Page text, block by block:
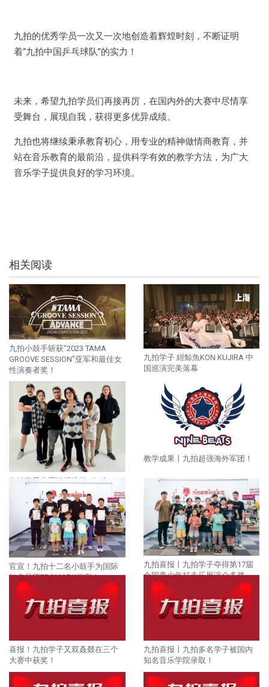
九拍的优秀学员一次又一次地创造着辉煌时刻，不断证明
着“九拍中国乒乓球队”的实力！
未来，希望九拍学员们再接再厉，在国内外的大赛中尽情享
受舞台，展现自我，获得更多优异成绩。
九拍也将继续秉承教育初心，用专业的精神做情商教育，并
站在音乐教育的最前沿，提供科学有效的教学方法，为广大
音乐学子提供良好的学习环境。
相关阅读
九拍小鼓手斩获“2023 TAMA
GROOVE SESSION”亚军和最佳女
性演奏者奖！
九拍学子 紺鯨魚KON KUJIRA 中
国巡演完美落幕
九拍学子焦宇瀚组建的 Black
ToFu 乐队首演成功！
教学成果丨九拍超强海外军团！
官宣！九拍十二名小鼓手为国际
知名品牌PROMARK代言！
九拍喜报丨九拍学子夺得第17届
全国青少年打击乐展演众多奖
项！
喜报！九拍学子又双叒叕在三个
大赛中获奖！
九拍喜报丨九拍多名学子被国内
知名音乐学院录取！